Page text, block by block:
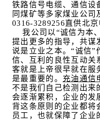
铁路信号电缆、通信设
同煤矿等多家煤业公司
0316-3289256直供北
我公司以“诚信为本
提出更多的指导，共谋
说是立业之本。“诚信
信、互利的良性互动关
客就是上帝很早就在服
是最重要的。 充油通信
不是我们自己检测出来
会逐渐累积，企业的发
背这条原则的企业都将
员工，也就保障了企业